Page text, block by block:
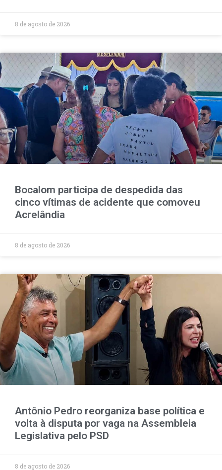
8 de agosto de 2026
Bocalom participa de despedida das
cinco vítimas de acidente que comoveu
Acrelândia
8 de agosto de 2026
Antônio Pedro reorganiza base política e
volta à disputa por vaga na Assembleia
Legislativa pelo PSD
8 de agosto de 2026